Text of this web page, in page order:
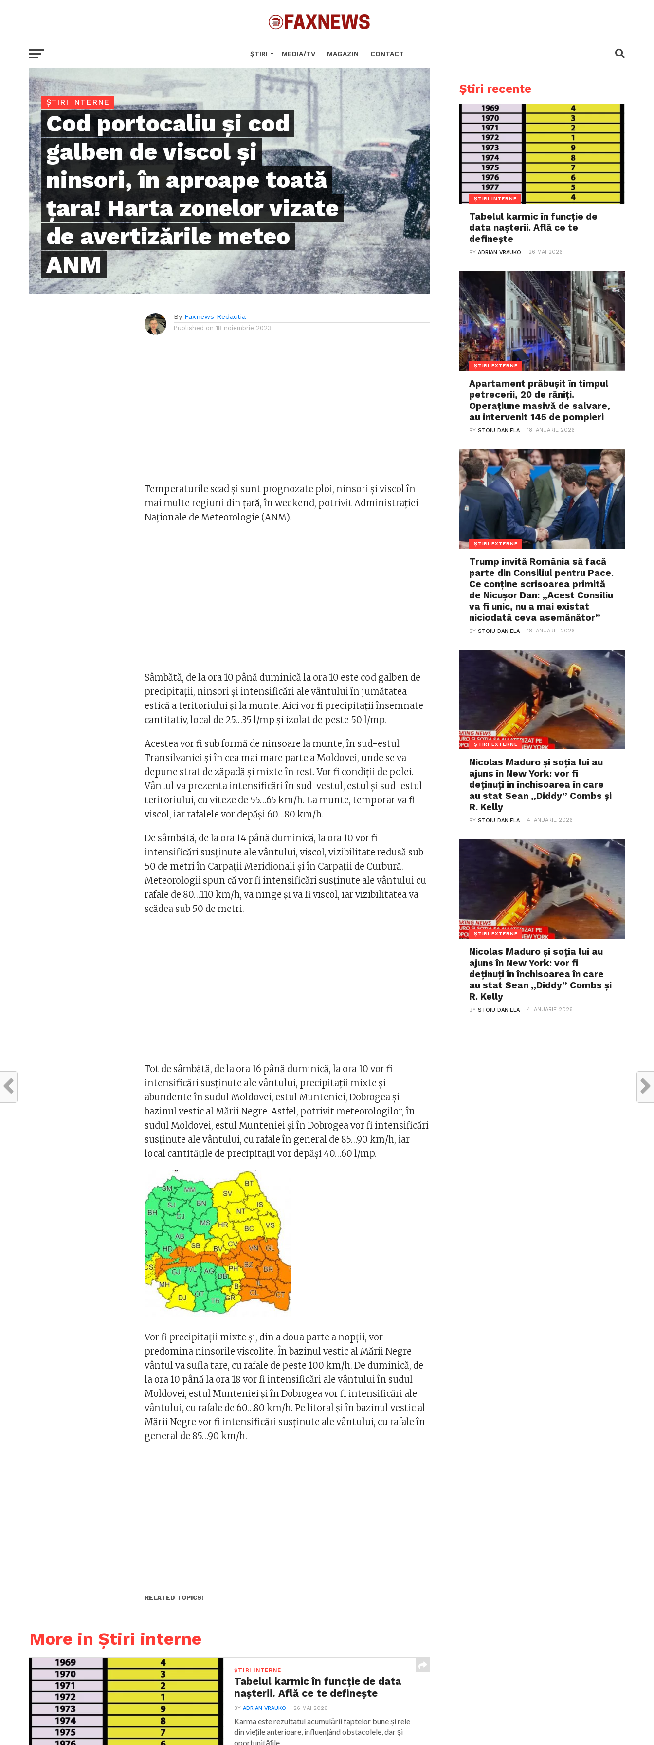
ȘTIRI MEDIA/TV MAGAZIN CONTACT
ȘTIRI INTERNE
Cod portocaliu și cod
galben de viscol și
ninsori, în aproape toată
țara! Harta zonelor vizate
de avertizările meteo
ANM
By Faxnews Redactia
Published on 18 noiembrie 2023
Temperaturile scad și sunt prognozate ploi, ninsori și viscol în
mai multe regiuni din țară, în weekend, potrivit Administrației
Naționale de Meteorologie (ANM).
Sâmbătă, de la ora 10 până duminică la ora 10 este cod galben de
precipitații, ninsori și intensificări ale vântului în jumătatea
estică a teritoriului și la munte. Aici vor fi precipitații însemnate
cantitativ, local de 25…35 l/mp și izolat de peste 50 l/mp.
Acestea vor fi sub formă de ninsoare la munte, în sud-estul
Transilvaniei și în cea mai mare parte a Moldovei, unde se va
depune strat de zăpadă și mixte în rest. Vor fi condiții de polei.
Vântul va prezenta intensificări în sud-vestul, estul și sud-estul
teritoriului, cu viteze de 55…65 km/h. La munte, temporar va fi
viscol, iar rafalele vor depăși 60…80 km/h.
De sâmbătă, de la ora 14 până duminică, la ora 10 vor fi
intensificări susținute ale vântului, viscol, vizibilitate redusă sub
50 de metri în Carpații Meridionali și în Carpații de Curbură.
Meteorologii spun că vor fi intensificări susținute ale vântului cu
rafale de 80…110 km/h, va ninge și va fi viscol, iar vizibilitatea va
scădea sub 50 de metri.
Tot de sâmbătă, de la ora 16 până duminică, la ora 10 vor fi
intensificări susținute ale vântului, precipitații mixte și
abundente în sudul Moldovei, estul Munteniei, Dobrogea și
bazinul vestic al Mării Negre. Astfel, potrivit meteorologilor, în
sudul Moldovei, estul Munteniei și în Dobrogea vor fi intensificări
susținute ale vântului, cu rafale în general de 85…90 km/h, iar
local cantitățile de precipitații vor depăși 40…60 l/mp.
Vor fi precipitații mixte și, din a doua parte a nopții, vor
predomina ninsorile viscolite. În bazinul vestic al Mării Negre
vântul va sufla tare, cu rafale de peste 100 km/h. De duminică, de
la ora 10 până la ora 18 vor fi intensificări ale vântului în sudul
Moldovei, estul Munteniei și în Dobrogea vor fi intensificări ale
vântului, cu rafale de 60…80 km/h. Pe litoral și în bazinul vestic al
Mării Negre vor fi intensificări susținute ale vântului, cu rafale în
general de 85…90 km/h.
RELATED TOPICS:
More in Știri interne
ȘTIRI INTERNE
Tabelul karmic în funcție de data
nașterii. Află ce te definește
BYADRIAN VRAUKO 26 MAI 2026
Karma este rezultatul acumulării faptelor bune și rele
din viețile anterioare, influențând obstacolele, dar și
oportunitățile...
Știri recente
ȘTIRI INTERNE
Tabelul karmic în funcție de
data nașterii. Află ce te
definește
BYADRIAN VRAUKO 26 MAI 2026
ȘTIRI EXTERNE
Apartament prăbușit în timpul
petrecerii, 20 de răniți.
Operațiune masivă de salvare,
au intervenit 145 de pompieri
BYSTOIU DANIELA 18 IANUARIE 2026
ȘTIRI EXTERNE
Trump invită România să facă
parte din Consiliul pentru Pace.
Ce conține scrisoarea primită
de Nicușor Dan: „Acest Consiliu
va fi unic, nu a mai existat
niciodată ceva asemănător”
BYSTOIU DANIELA 18 IANUARIE 2026
ȘTIRI EXTERNE
Nicolas Maduro și soția lui au
ajuns în New York: vor fi
deținuți în închisoarea în care
au stat Sean „Diddy” Combs și
R. Kelly
BYSTOIU DANIELA 4 IANUARIE 2026
ȘTIRI EXTERNE
Nicolas Maduro și soția lui au
ajuns în New York: vor fi
deținuți în închisoarea în care
au stat Sean „Diddy” Combs și
R. Kelly
BYSTOIU DANIELA 4 IANUARIE 2026